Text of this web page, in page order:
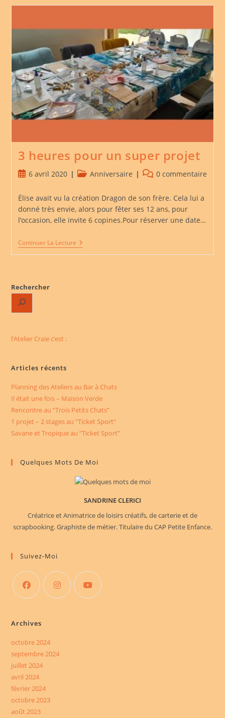
3 heures pour un super projet
Publication
6 avril 2020
PostAnniversaire
Commentaires
publication :
0 commentaire
Élise avait vu la création Dragon de son frère. Cela lui a
donné très envie, alors pour fêter ses 12 ans, pour
l’occasion, elle invite 6 copines.Pour réserver une date…
Continuer La Lecture3
Heures
Rechercher
l’Atelier Craie c’est :
Articles récents
Planning des Ateliers au Bar à Chats
Il était une fois – Maison Verde
Rencontre au “Trois Petits Chats”
1 projet – 2 stages au “Ticket Sport”
Savane et Tropique au “Ticket Sport”
Quelques Mots De Moi
SANDRINE CLERICI
Créatrice et Animatrice de loisirs créatifs, de carterie et de
scrapbooking. Graphiste de métier. Titulaire du CAP Petite Enfance.
Suivez-Moi
nouvel
onglet
nouvel
onglet
Archives
octobre 2024
septembre 2024
juillet 2024
avril 2024
février 2024
octobre 2023
août 2023